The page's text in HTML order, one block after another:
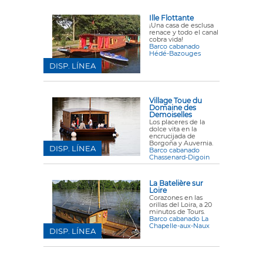
Ille Flottante
¡Una casa de esclusa
renace y todo el canal
cobra vida!
Barco cabanado
Hédé-Bazouges
DISP. LÍNEA
Village Toue du
Domaine des
Demoiselles
Los placeres de la
dolce vita en la
encrucijada de
Borgoña y Auvernia.
Barco cabanado
Chassenard-Digoin
DISP. LÍNEA
La Batelière sur
Loire
Corazones en las
orillas del Loira, a 20
minutos de Tours.
Barco cabanado La
Chapelle-aux-Naux
DISP. LÍNEA